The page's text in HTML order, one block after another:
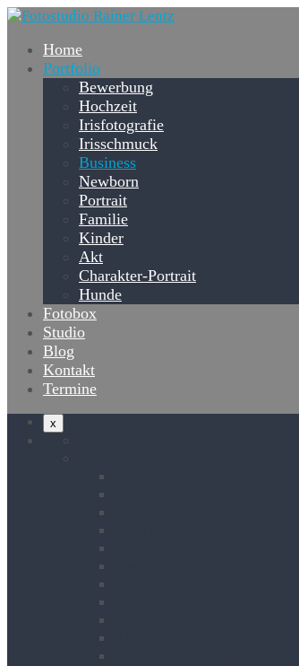
Home
Portfolio
Bewerbung
Hochzeit
Irisfotografie
Irisschmuck
Business
Newborn
Portrait
Familie
Kinder
Akt
Charakter-Portrait
Hunde
Fotobox
Studio
Blog
Kontakt
Termine
x